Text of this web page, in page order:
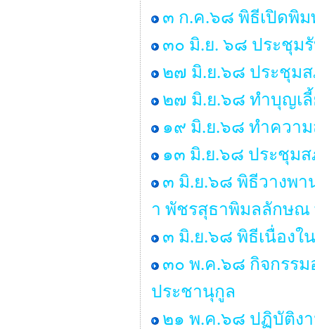
๓ ก.ค.๖๘ พิธีเปิดพิ
๓๐ มิ.ย. ๖๘ ประชุม
๒๗ มิ.ย.๖๘ ประชุม
๒๗ มิ.ย.๖๘ ทำบุญเลี้
๑๙ มิ.ย.๖๘ ทำควา
๑๓ มิ.ย.๖๘ ประชุมส
๓ มิ.ย.๖๘ พิธีวางพา
า พัชรสุธาพิมลลักษณ
๓ มิ.ย.๖๘ พิธีเนื่องใ
๓๐ พ.ค.๖๘ กิจกรรม
ประชานุกูล
๒๑ พ.ค.๖๘ ปฏิบัติง